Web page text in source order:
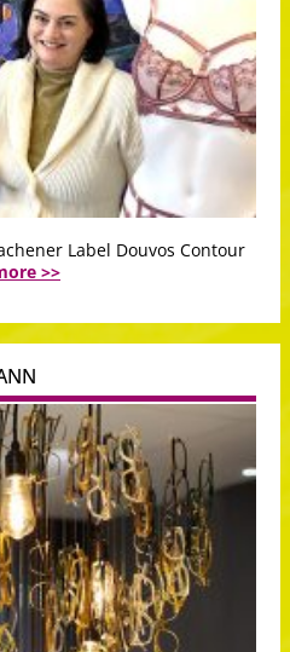
Label Douvos Contour
>>